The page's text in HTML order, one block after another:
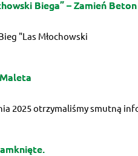
Biega” – Zamień
"Las Młochowski
2025 otrzymaliśmy smutną